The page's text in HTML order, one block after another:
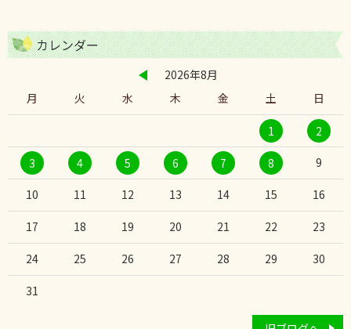
カレンダー
2026年8月
月
火 水 木 金 土 日
1 2
3 4 5 6 7 8 9
10 11 12 13 14 15 16
17 18 19 20 21 22 23
24 25 26 27 28 29 30
31